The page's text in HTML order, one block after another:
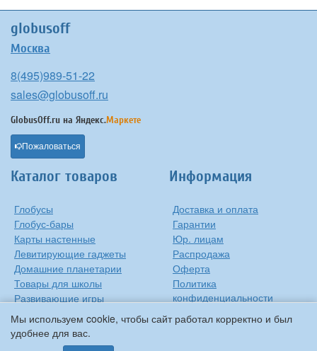
Мы используем cookie, чтобы сайт работал корректно и был
удобнее для вас.
globusoff
Москва
8(495)989-51-22
sales@globusoff.ru
GlobusOff.ru на Яндекс.Маркете
Пожаловаться
Каталог товаров
Глобусы
Глобус-бары
Карты настенные
Левитирующие гаджеты
Домашние планетарии
Товары для школы
Развивающие игры
Оригинальные игрушки
Подарки на Новый Год
Прочее
Информация
Доставка и оплата
Гарантии
Юр. лицам
Распродажа
Оферта
Политика
конфиденциальности
Контакты
О компании